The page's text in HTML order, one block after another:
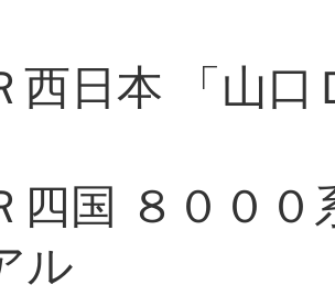
西日本 「山
四国 ８００
ル